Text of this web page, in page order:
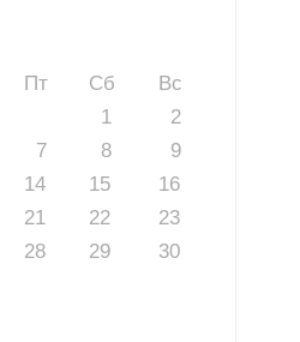
Пт Сб
Вс
1
2
7 8
9
14 15
16
21 22
23
28 29
30